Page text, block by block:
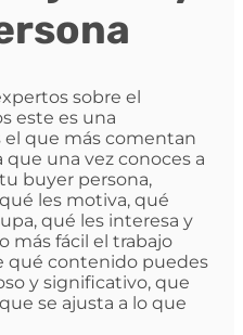
sobre el
este es una
el que más comentan
que una vez conoces a
buyer persona,
les motiva, qué
qué les interesa y
más fácil el trabajo
qué contenido puedes
y significativo, que
se ajusta a lo que